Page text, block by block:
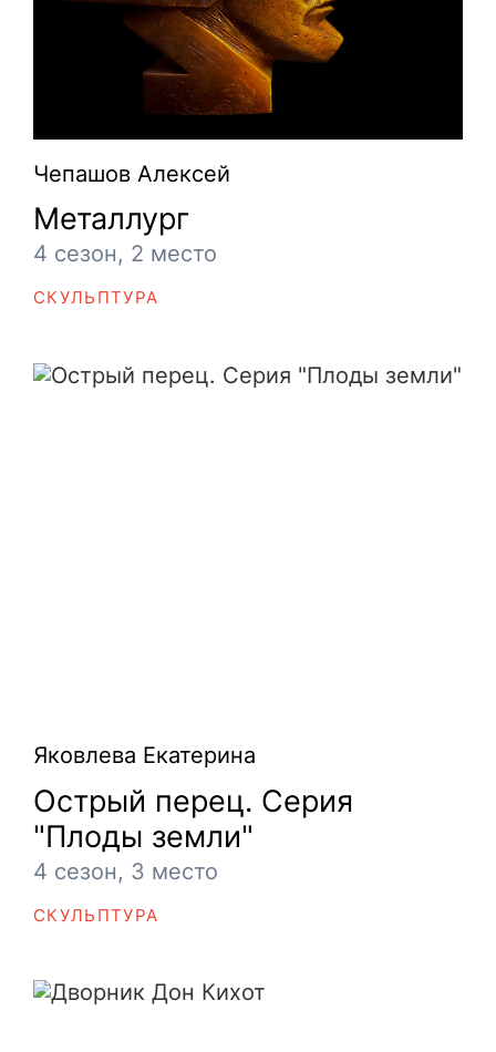
Чепашов Алексей
Металлург
4 сезон, 2 место
СКУЛЬПТУРА
Острый перец. Серия "Плоды земли"
Яковлева Екатерина
Острый перец. Серия
"Плоды земли"
4 сезон, 3 место
СКУЛЬПТУРА
Дворник Дон Кихот